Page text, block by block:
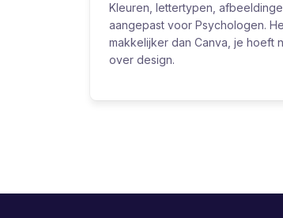
Kleuren, lettertypen,
aangepast voor Psychologen.
makkelijker dan Canva, je hoeft
over design.